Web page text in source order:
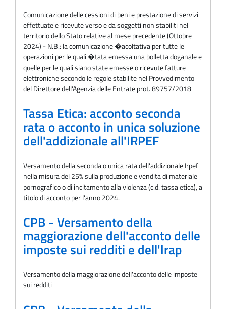
Comunicazione delle cessioni di beni e prestazione di servizi
effettuate e ricevute verso e da soggetti non stabiliti nel
territorio dello Stato relative al mese precedente (Ottobre
2024) - N.B.: la comunicazione �acoltativa per tutte le
operazioni per le quali �tata emessa una bolletta doganale e
quelle per le quali siano state emesse o ricevute fatture
elettroniche secondo le regole stabilite nel Provvedimento
del Direttore dell'Agenzia delle Entrate prot. 89757/2018
Tassa Etica: acconto seconda
rata o acconto in unica soluzione
dell'addizionale all'IRPEF
Versamento della seconda o unica rata dell'addizionale Irpef
nella misura del 25% sulla produzione e vendita di materiale
pornografico o di incitamento alla violenza (c.d. tassa etica), a
titolo di acconto per l'anno 2024.
CPB - Versamento della
maggiorazione dell'acconto delle
imposte sui redditi e dell'Irap
Versamento della maggiorazione dell'acconto delle imposte
sui redditi